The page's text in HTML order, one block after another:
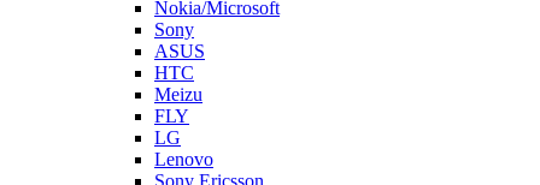
Nokia/Microsoft
Sony
ASUS
HTC
Meizu
FLY
LG
Lenovo